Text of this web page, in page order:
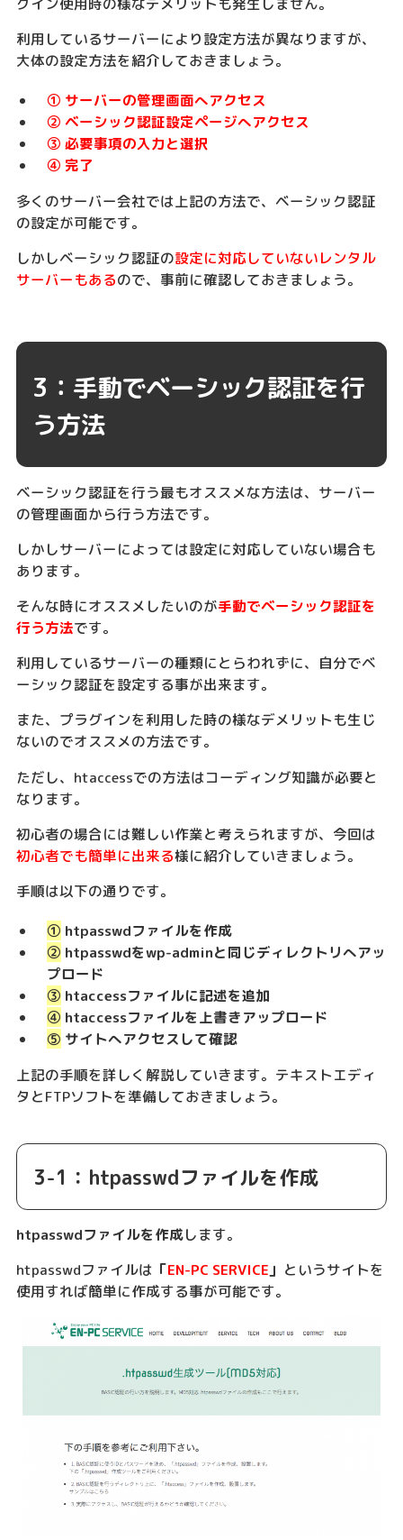
利用しているサーバーにより設定方法が異なりますが、
大体の設定方法を紹介しておきましょう。
① サーバーの管理画面へアクセス
② ベーシック認証設定ページへアクセス
③ 必要事項の入力と選択
④ 完了
多くのサーバー会社では上記の方法で、ベーシック認証
の設定が可能です。
しかしベーシック認証の設定に対応していないレンタル
サーバーもあるので、事前に確認しておきましょう。
3：手動でベーシック認証を行
う方法
ベーシック認証を行う最もオススメな方法は、サーバー
の管理画面から行う方法です。
しかしサーバーによっては設定に対応していない場合も
あります。
そんな時にオススメしたいのが手動でベーシック認証を
行う方法です。
利用しているサーバーの種類にとらわれずに、自分でベ
ーシック認証を設定する事が出来ます。
また、プラグインを利用した時の様なデメリットも生じ
ないのでオススメの方法です。
ただし、htaccessでの方法はコーディング知識が必要と
なります。
初心者の場合には難しい作業と考えられますが、今回は
初心者でも簡単に出来る様に紹介していきましょう。
手順は以下の通りです。
① htpasswdファイルを作成
② htpasswdをwp-adminと同じディレクトリへアッ
プロード
③ htaccessファイルに記述を追加
④ htaccessファイルを上書きアップロード
⑤ サイトへアクセスして確認
上記の手順を詳しく解説していきます。テキストエディ
タとFTPソフトを準備しておきましょう。
3-1：htpasswdファイルを作成
htpasswdファイルを作成します。
htpasswdファイルは 「EN-PC SERVICE 」 というサイトを
使用すれば簡単に作成する事が可能です。